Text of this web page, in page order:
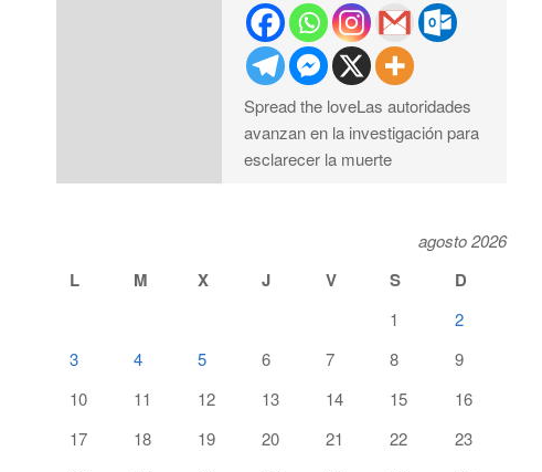
Spread the loveLas autoridades
avanzan en la investigación para
esclarecer la muerte
agosto 2026
L M X J V S D
1
2
3
4 5 6 7 8
9
10
11 12 13 14 15
16
17
18 19 20 21 22
23